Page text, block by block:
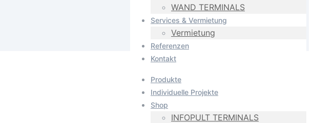
WAND TERMINALS
Services & Vermietung
Vermietung
Referenzen
Kontakt
Produkte
Individuelle Projekte
Shop
INFOPULT TERMINALS